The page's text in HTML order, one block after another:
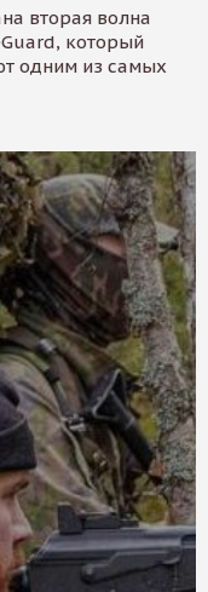
вторая волна
который
одним из самых